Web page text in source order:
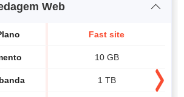
Web
Fast site
10 GB
1 TB